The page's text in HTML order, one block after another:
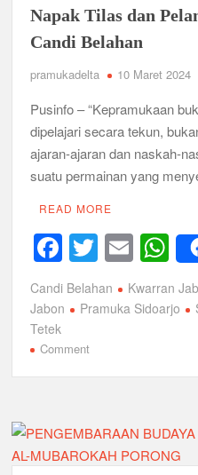
Karena Karakter Tidak
SDN Pagerwojo Hadir
Gelar Musppanitera 2026,
Ajang Kompetensi Antar
Diwarnai Penampilan Tari
Pramuka yang Lebih Inovatif
Peringanti Momentum
Kerja
Pelantikan
SMKN
1
Napak Tilas dan
Candi Belahan
pramukadelta 10 Maret 2024
Pusinfo – “Kepramukaan
dipelajari secara tekun,
ajaran-ajaran dan naskah-
suatu permainan yang
READ MORE
F
a
c
b
o
o
k
T
wi
tt
E
m
ail
W
h
at
p
p
Candi Belahan Kwarran
Jabon
Pramuka Sidoarjo
Tetek
Commenton
1
Adakan